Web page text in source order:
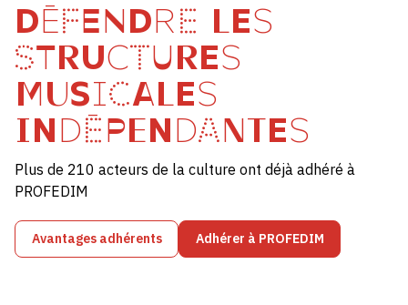
DÉFENDRE LES
STRUCTURES
MUSICALES
INDÉPENDANTES
Plus de 210 acteurs de la culture ont déjà adhéré à
PROFEDIM
Avantages adhérents Adhérer à PROFEDIM